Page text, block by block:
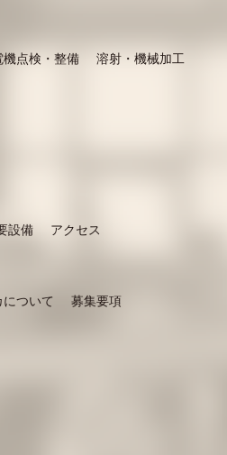
機点検・整備
溶射・機械加工
設備 アクセス
について 募集要項